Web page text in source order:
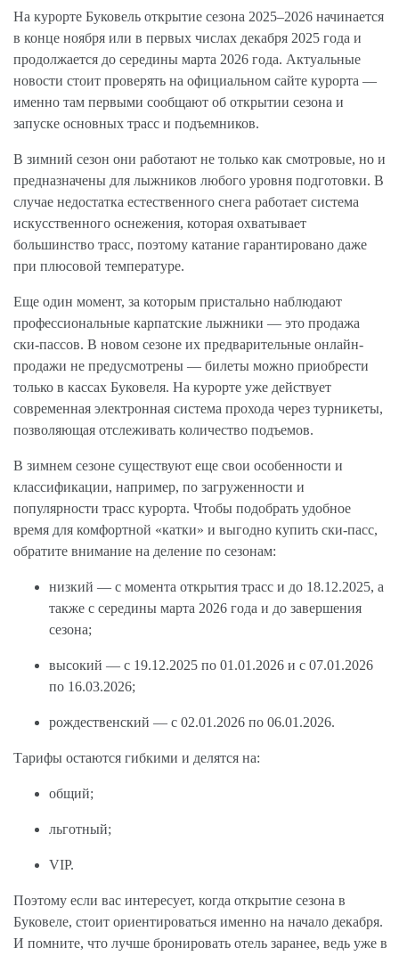
На курорте Буковель открытие сезона 2025–2026 начинается
в конце ноября или в первых числах декабря 2025 года и
продолжается до середины марта 2026 года. Актуальные
новости стоит проверять на официальном сайте курорта —
именно там первыми сообщают об открытии сезона и
запуске основных трасс и подъемников.
В зимний сезон они работают не только как смотровые, но и
предназначены для лыжников любого уровня подготовки. В
случае недостатка естественного снега работает система
искусственного оснежения, которая охватывает
большинство трасс, поэтому катание гарантировано даже
при плюсовой температуре.
Еще один момент, за которым пристально наблюдают
профессиональные карпатские лыжники — это продажа
ски-пассов. В новом сезоне их предварительные онлайн-
продажи не предусмотрены — билеты можно приобрести
только в кассах Буковеля. На курорте уже действует
современная электронная система прохода через турникеты,
позволяющая отслеживать количество подъемов.
В зимнем сезоне существуют еще свои особенности и
классификации, например, по загруженности и
популярности трасс курорта. Чтобы подобрать удобное
время для комфортной «катки» и выгодно купить ски-пасс,
обратите внимание на деление по сезонам:
низкий — с момента открытия трасс и до 18.12.2025, а
также с середины марта 2026 года и до завершения
сезона;
высокий — с 19.12.2025 по 01.01.2026 и с 07.01.2026
по 16.03.2026;
рождественский — с 02.01.2026 по 06.01.2026.
Тарифы остаются гибкими и делятся на:
общий;
льготный;
VIP.
Поэтому если вас интересует, когда открытие сезона в
Буковеле, стоит ориентироваться именно на начало декабря.
И помните, что лучше бронировать отель заранее, ведь уже в